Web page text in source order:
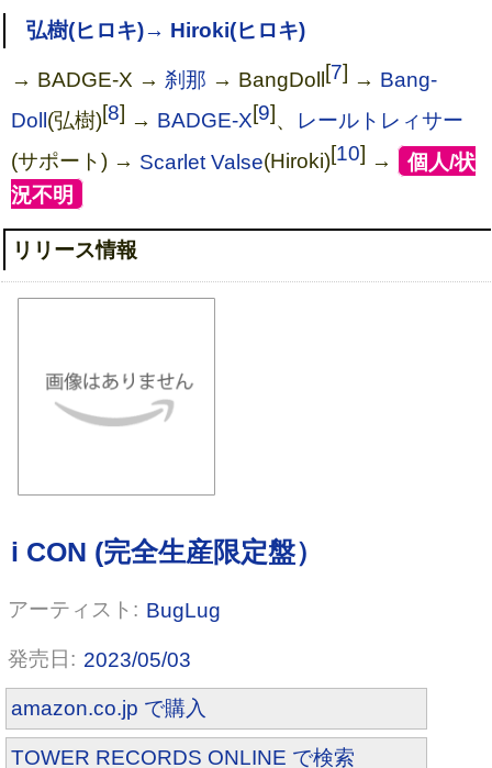
弘樹(ヒロキ)→ Hiroki(ヒロキ)
→ BADGE-X → 刹那 → BangDoll [7] → Bang-
Doll (弘樹)[8] → BADGE-X[9]、
レールトレィサー
(サポート) → Scarlet Valse(Hiroki)[10] → [個人/状
況不明
リリース情報
i CON (完全生産限定盤）
BugLug
2023/05/03
amazon.co.jp で購入
TOWER RECORDS ONLINE で検索